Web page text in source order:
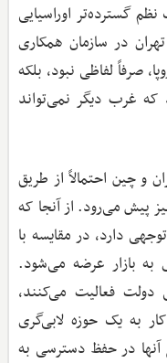
گسترده‌تر اوراسیایی
در سازمان همکاری
صرفاً لفاظی نبود، بلکه
که غرب دیگر نمی‌تواند
و چین احتمالاً از طریق
پیش می‌رود. از آنجا که
دارد، در مقایسه با
بازار عرضه می‌شود.
دولت فعالیت می‌کنند،
به یک حوزه لابی‌گری
آنها در حفظ دسترسی به